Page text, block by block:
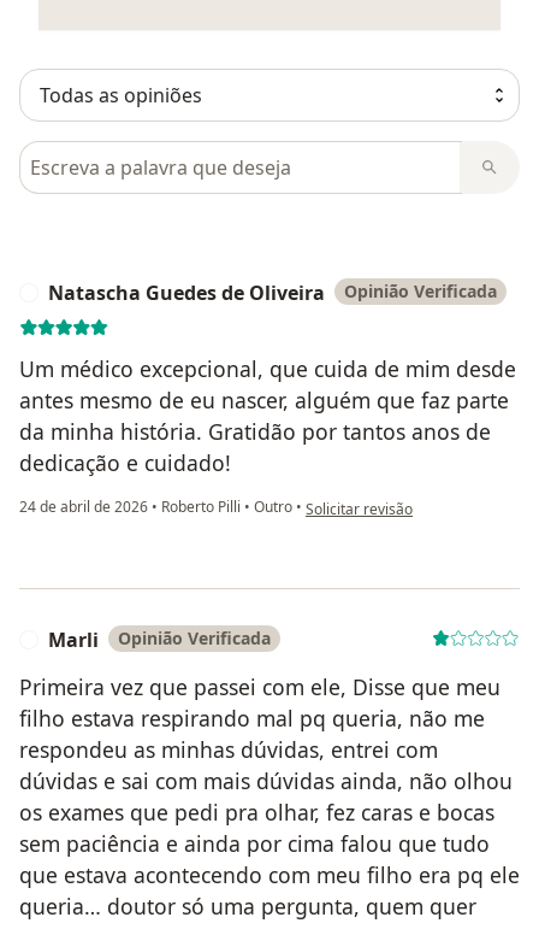
Pesquisar em opiniões
Natascha Guedes de Oliveira Opinião Verificada
Um médico excepcional, que cuida de mim desde
antes mesmo de eu nascer, alguém que faz parte
da minha história. Gratidão por tantos anos de
dedicação e cuidado!
24 de abril de 2026 • Roberto Pilli • Outro • na opinião do utilizador Natascha
Solicitar revisão
Marli Opinião Verificada
Primeira vez que passei com ele, Disse que meu
filho estava respirando mal pq queria, não me
respondeu as minhas dúvidas, entrei com
dúvidas e sai com mais dúvidas ainda, não olhou
os exames que pedi pra olhar, fez caras e bocas
sem paciência e ainda por cima falou que tudo
que estava acontecendo com meu filho era pq ele
queria… doutor só uma pergunta, quem quer